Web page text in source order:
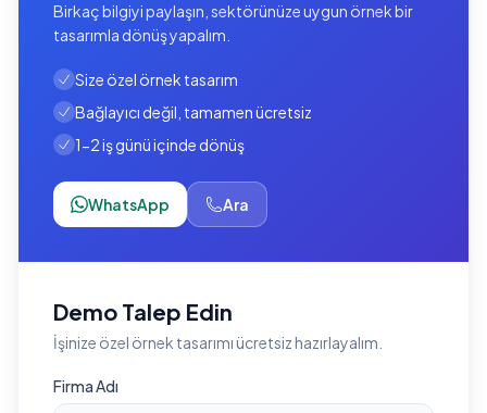
Birkaç bilgiyi paylaşın, sektörünüze uygun örnek bir
tasarımla dönüş yapalım.
Size özel örnek tasarım
Bağlayıcı değil, tamamen ücretsiz
1-2 iş günü içinde dönüş
WhatsApp Ara
Demo Talep Edin
İşinize özel örnek tasarımı ücretsiz hazırlayalım.
Firma Adı